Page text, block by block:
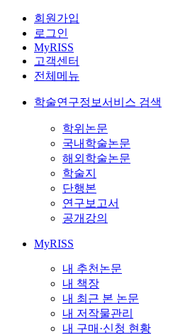
회원가입
로그인
MyRISS
고객센터
전체메뉴
학술연구정보서비스 검색
학위논문
국내학술논문
해외학술논문
학술지
단행본
연구보고서
공개강의
MyRISS
내 추천논문
내 책장
내 최근 본 논문
내 저작물관리
내 구매·신청 현황